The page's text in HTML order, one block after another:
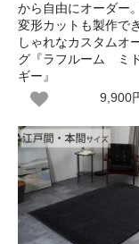
から自由にオーダー
変形カットも製作で
しゃれなカスタムオ
グ『ラフルーム ミ
ギー』
9,900